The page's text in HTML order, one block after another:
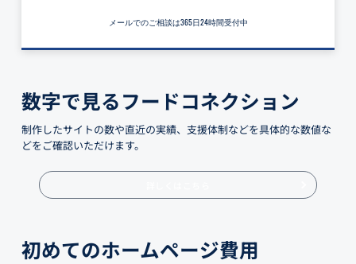
メールでのご相談は365日24時間受付中
数字で見るフードコネクション
制作したサイトの数や直近の実績、支援体制などを具体的な数値な
どをご確認いただけます。
初めてのホームページ費用